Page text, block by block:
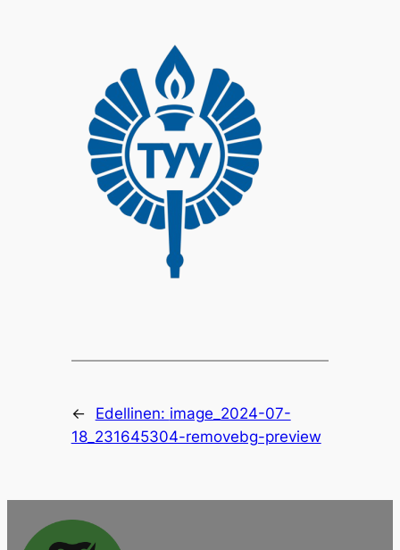
← Edellinen: image_2024-07-
18_231645304-removebg-preview